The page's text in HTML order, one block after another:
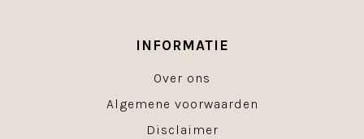
INFORMATIE
Over ons
Algemene voorwaarden
Disclaimer